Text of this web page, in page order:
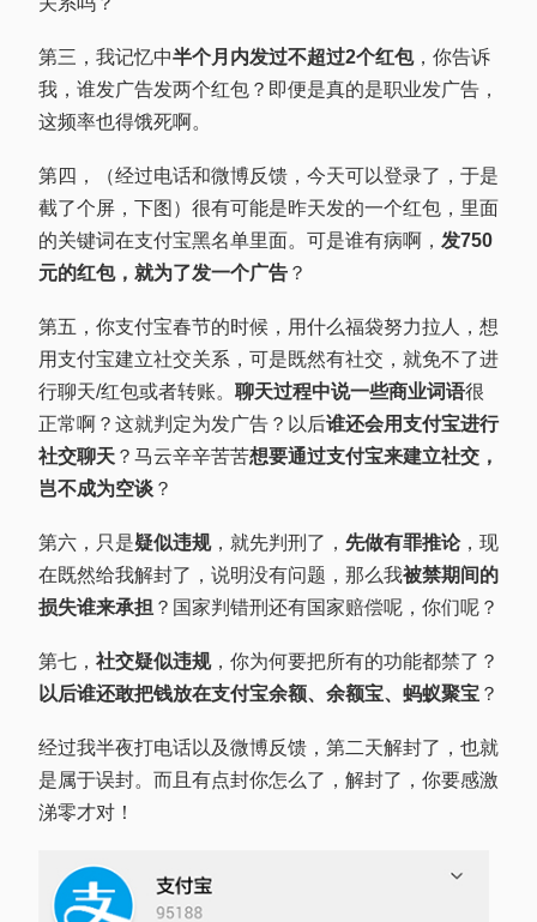
第三，我记忆中半个月内发过不超过2个红包，你告诉
我，谁发广告发两个红包？即便是真的是职业发广告，
这频率也得饿死啊。
第四，（经过电话和微博反馈，今天可以登录了，于是
截了个屏，下图）很有可能是昨天发的一个红包，里面
的关键词在支付宝黑名单里面。可是谁有病啊， 发750
元的红包，就为了发一个广告 ？
第五，你支付宝春节的时候，用什么福袋努力拉人，想
用支付宝建立社交关系，可是既然有社交，就免不了进
行聊天/红包或者转账。 聊天过程中说一些商业词语很
正常啊？这就判定为发广告？以后谁还会用支付宝进行
社交聊天 ？马云辛辛苦苦想要通过支付宝来建立社交，
岂不成为空谈 ？
第六，只是疑似违规，就先判刑了， 先做有罪推论，现
在既然给我解封了，说明没有问题，那么我被禁期间的
损失谁来承担 ？国家判错刑还有国家赔偿呢，你们呢？
第七， 社交疑似违规，你为何要把所有的功能都禁了？
以后谁还敢把钱放在支付宝余额、余额宝、蚂蚁聚宝 ？
经过我半夜打电话以及微博反馈，第二天解封了，也就
是属于误封。而且有点封你怎么了，解封了，你要感激
涕零才对！